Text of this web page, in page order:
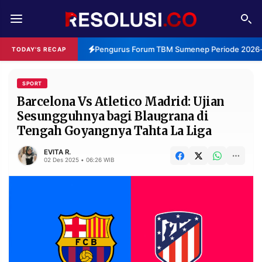
TODAY'S RECAP Pengurus Forum TBM Sumenep Periode
REDAKSI TENTANG
RESOLUSI IKLAN
RUBRIKASI
EDITORIAL AKSARA
FINANSIA PERSONA
DAERAH NASIONAL
SPORT
Barcelona Vs Atletico Madrid: Ujian
Sesungguhnya bagi Blaugrana di
Tengah Goyangnya Tahta La Liga
EVITA R.
02 Des 2025 • 06:26 WIB